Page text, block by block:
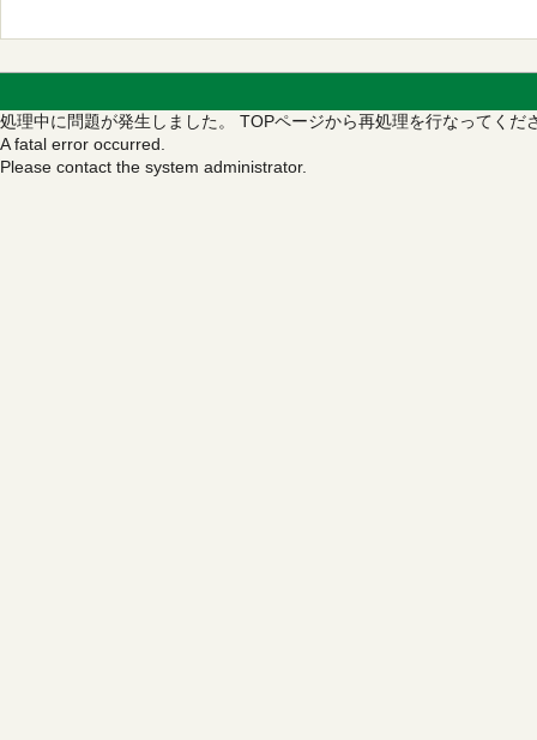
処理中に問題が発生しました。 TOPページから再処理を行なってくだ
A fatal error occurred.
Please contact the system administrator.